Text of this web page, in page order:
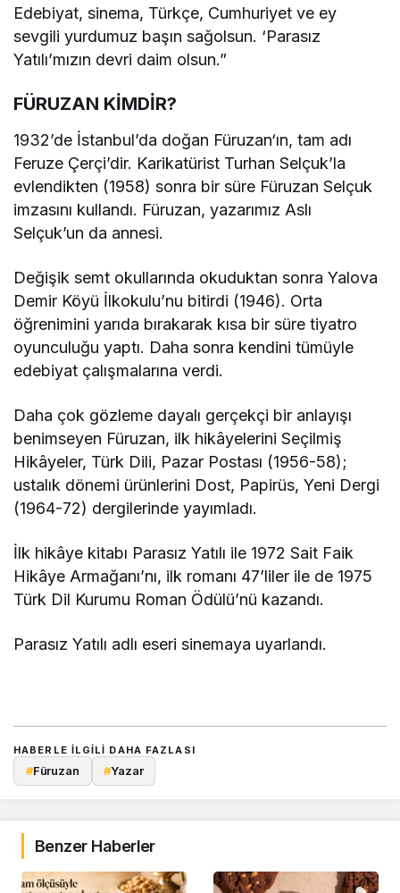
Edebiyat, sinema, Türkçe, Cumhuriyet ve ey
sevgili yurdumuz başın sağolsun. ‘Parasız
Yatılı’mızın devri daim olsun.”
FÜRUZAN KİMDİR?
1932’de İstanbul’da doğan Füruzan‘ın, tam adı
Feruze Çerçi’dir. Karikatürist Turhan Selçuk’la
evlendikten (1958) sonra bir süre Füruzan Selçuk
imzasını kullandı. Füruzan, yazarımız Aslı
Selçuk’un da annesi.
Değişik semt okullarında okuduktan sonra Yalova
Demir Köyü İlkokulu’nu bitirdi (1946). Orta
öğrenimini yarıda bırakarak kısa bir süre tiyatro
oyunculuğu yaptı. Daha sonra kendini tümüyle
edebiyat çalışmalarına verdi.
Daha çok gözleme dayalı gerçekçi bir anlayışı
benimseyen Füruzan, ilk hikâyelerini Seçilmiş
Hikâyeler, Türk Dili, Pazar Postası (1956-58);
ustalık dönemi ürünlerini Dost, Papirüs, Yeni Dergi
(1964-72) dergilerinde yayımladı.
İlk hikâye kitabı Parasız Yatılı ile 1972 Sait Faik
Hikâye Armağanı’nı, ilk romanı 47’liler ile de 1975
Türk Dil Kurumu Roman Ödülü’nü kazandı.
Parasız Yatılı adlı eseri sinemaya uyarlandı.
HABERLE ILGILI DAHA FAZLASI
#Füruzan #Yazar
Benzer Haberler